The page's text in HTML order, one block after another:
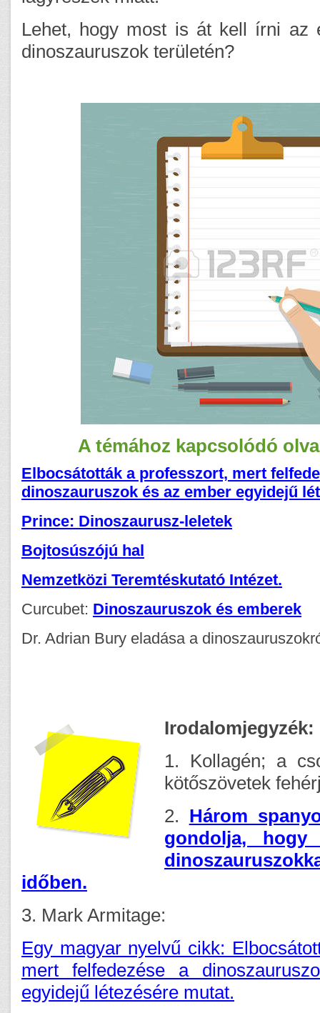
Lehet, hogy most is át kell írni az
dinoszauruszok területén?
A témához kapcsolódó
Elbocsátották a professzort, mert
dinoszauruszok és az ember egyidejű
Prince: Dinoszaurusz-leletek
Bojtosúszójú hal
Nemzetközi Teremtéskutató Intézet.
Curcubet: Dinoszauruszok és emberek
Dr. Adrian Bury eladása a
Irodalomjegyzék:
1. Kollagén; a
kötőszövetek
2. Három
gondolja,
időben.
3. Mark Armitage:
Egy magyar nyelvű cikk:
mert felfedezése a
egyidejű létezésére mutat.